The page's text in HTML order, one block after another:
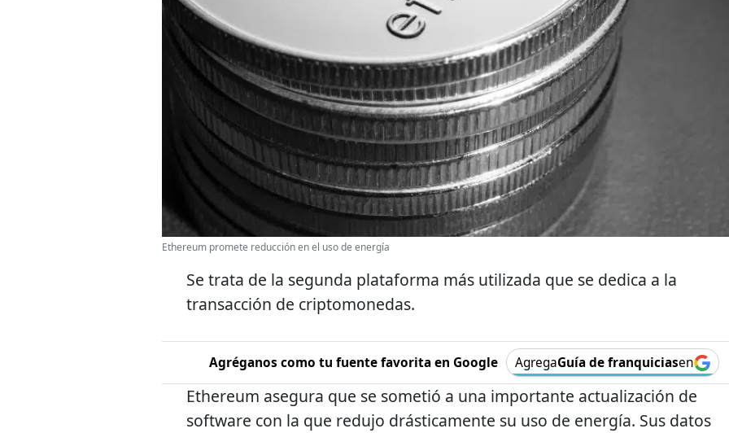
Ethereum promete reducción en el uso de energía
Se trata de la segunda plataforma más utilizada que se dedica a la
transacción de criptomonedas.
Agréganos como tu fuente favorita en Google AgregaGuía de franquiciasen
Ethereum asegura que se sometió a una importante actualización de
software con la que redujo drásticamente su uso de energía. Sus datos